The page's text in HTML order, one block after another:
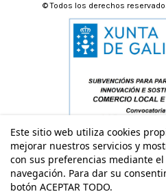
Este sitio web utiliza cookies
mejorar nuestros servicios y
con sus preferencias mediante
navegación. Para dar su
botón ACEPTAR TODO.
© Todos los derechos